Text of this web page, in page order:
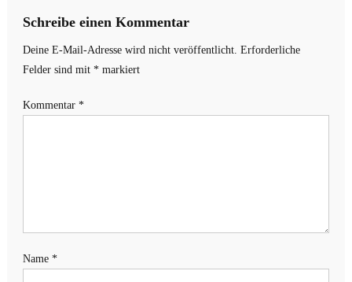
Schreibe einen Kommentar
Deine E-Mail-Adresse wird nicht veröffentlicht. Erforderliche
Felder sind mit *markiert
Kommentar *
Name *